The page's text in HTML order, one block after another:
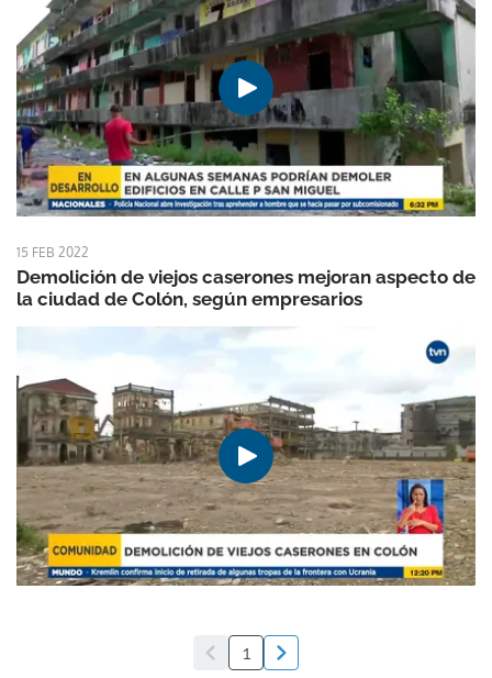
15 FEB 2022
Demolición de viejos caserones mejoran aspecto de
la ciudad de Colón, según empresarios
1